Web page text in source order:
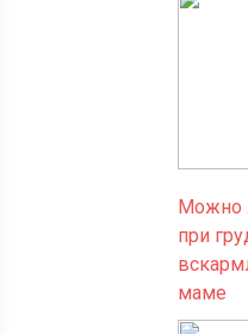
Можно
при
маме